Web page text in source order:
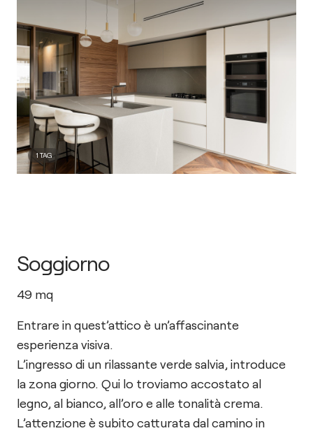
1TAG
Soggiorno
49 mq
Entrare in quest’attico è un’affascinante
esperienza visiva.
L’ingresso di un rilassante verde salvia, introduce
la zona giorno. Qui lo troviamo accostato al
legno, al bianco, all’oro e alle tonalità crema.
L’attenzione è subito catturata dal camino in